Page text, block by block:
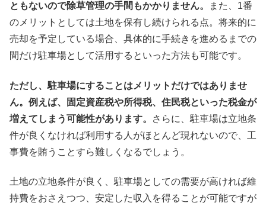
ともないので除草管理の手間もかかりません。
また、1番
のメリットとしては土地を保有し続けられる点。将来的に
売却を予定している場合、具体的に手続きを進めるまでの
間だけ駐車場として活用するといった方法も可能です。
ただし、駐車場にすることはメリットだけではありませ
ん。例えば、固定資産税や所得税、住民税といった税金が
増えてしまう可能性があります。
さらに、駐車場は立地条
件が良くなければ利用する人がほとんど現れないので、工
事費を賄うことすら難しくなるでしょう。
土地の立地条件が良く、駐車場としての需要が高ければ維
持費をおさえつつ、安定した収入を得ることが可能ですが